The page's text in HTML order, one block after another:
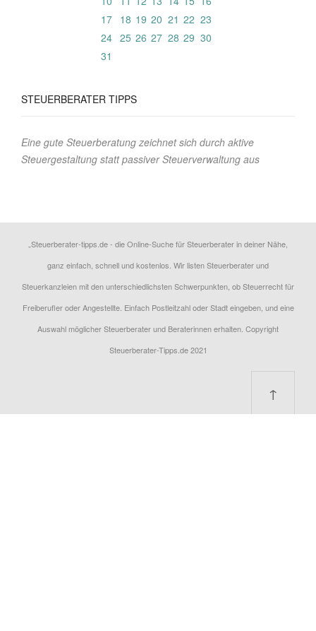
17
18 19 20 21 22 23
24 25 26 27 28 29 30
31
STEUERBERATER TIPPS
Eine gute Steuerberatung zeichnet sich durch aktive
Steuergestaltung statt passiver Steuerverwaltung aus
„Steuerberater-tipps.de - die Online-Suche für Steuerberater in deiner Nähe,
ganz einfach, schnell und kostenlos. Wir listen Steuerberater und
Steuerkanzleien mit den unterschiedlichsten Schwerpunkten, ob Steuerrecht für
Freiberufler oder Angestellte. Einfach Postleitzahl oder Stadt eingeben, und eine
Auswahl möglicher Steuerberater und Beraterinnen erhalten. Copyright
Steuerberater-Tipps.de 2021
↑